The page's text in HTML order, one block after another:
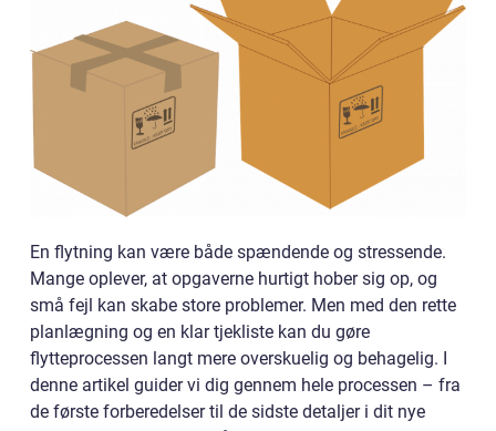
En flytning kan være både spændende og stressende.
Mange oplever, at opgaverne hurtigt hober sig op, og
små fejl kan skabe store problemer. Men med den rette
planlægning og en klar tjekliste kan du gøre
flytteprocessen langt mere overskuelig og behagelig. I
denne artikel guider vi dig gennem hele processen – fra
de første forberedelser til de sidste detaljer i dit nye